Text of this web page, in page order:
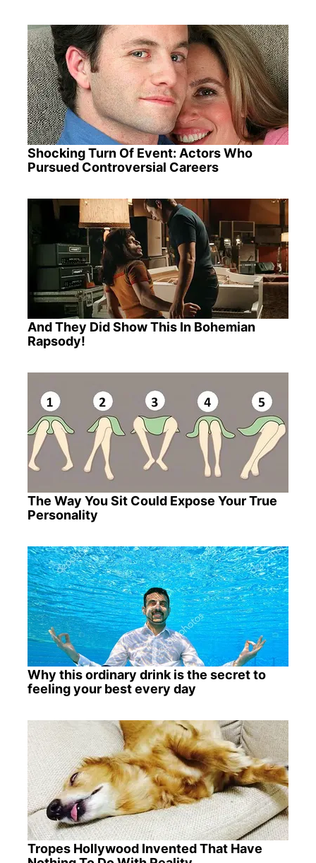
Shocking Turn Of Event: Actors Who
Pursued Controversial Careers
And They Did Show This In Bohemian
Rapsody!
The Way You Sit Could Expose Your True
Personality
Why this ordinary drink is the secret to
feeling your best every day
Tropes Hollywood Invented That Have